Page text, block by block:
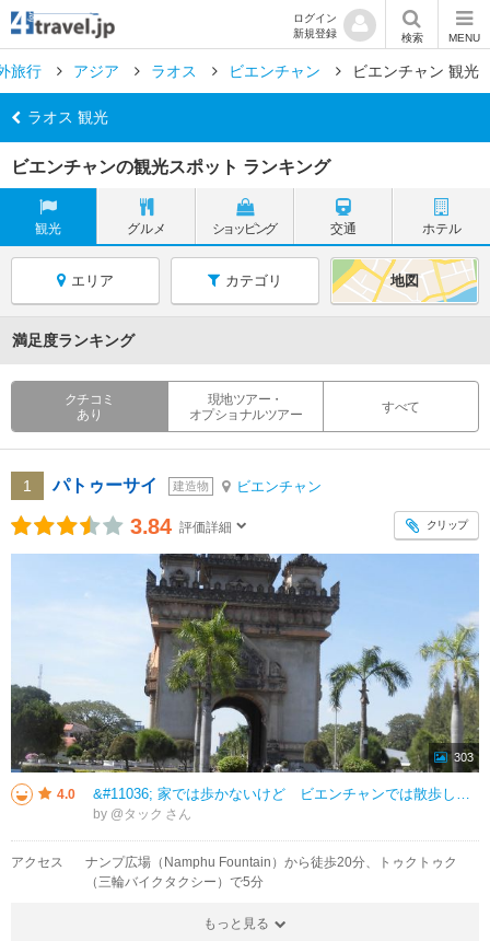
ログイン
新規登録
検索 MENU
旅行 アジア ラオス ビエンチャン ビエンチャン 観光
ラオス 観光
ビエンチャンの観光スポット ランキング
観光 グルメ ショッピング 交通 ホテル
エリア カテゴリ 地図
満足度ランキング
クチコミ
あり
現地ツアー・
オプショナルツアー
すべて
1 パトゥーサイ 建造物 ビエンチャン
3.84 評価詳細 クリップ
303
4.0 &#11036;︎ 家では歩かないけど ビエンチャンでは散歩します ［～ナンプ広場～大統領府（迎賓館）～ワットシーサケット～タラートサオモール～パトゥーサイ～］ 大きな通りを 東へ北へと歩いた感じ… 歩いている
by @タック
アクセス
ナンプ広場（Namphu Fountain）から徒歩20分、トゥクトゥク
（三輪バイクタクシー）で5分
もっと見る